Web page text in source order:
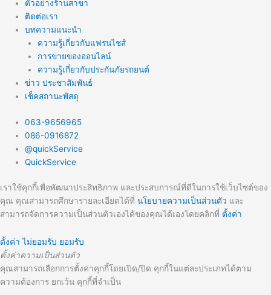
ตัวอย่างร้านสาขา
ติดต่อเรา
บทความแนะนำ
ความรู้เกี่ยวกับแฟรนไชส์
การขายของออนไลน์
ความรู้เกี่ยวกับประกันภัยรถยนต์
ข่าว ประชาสัมพันธ์
เช็คสถานะพัสดุ
063-9656965
086-0916872
@quickService
QuickService
เราใช้คุกกี้เพื่อพัฒนาประสิทธิภาพ และประสบการณ์ที่ดีในการใช้เว็บไซต์ของ
คุณ คุณสามารถศึกษารายละเอียดได้ที่ นโยบายความเป็นส่วนตัว และ
สามารถจัดการความเป็นส่วนตัวเองได้ของคุณได้เองโดยคลิกที่ ตั้งค่า
ตั้งค่า ไม่ยอมรับ ยอมรับ
ตั้งค่าความเป็นส่วนตัว
คุณสามารถเลือกการตั้งค่าคุกกี้โดยเปิด/ปิด คุกกี้ในแต่ละประเภทได้ตาม
ความต้องการ ยกเว้น คุกกี้ที่จำเป็น